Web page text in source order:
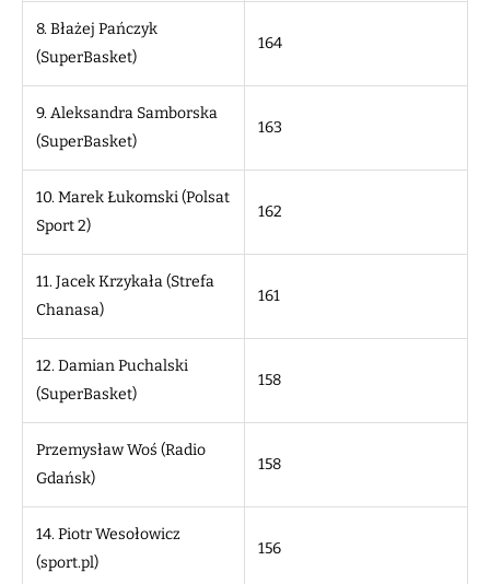
8. Błażej Pańczyk
(SuperBasket)
164
9. Aleksandra Samborska
(SuperBasket)
163
10. Marek Łukomski (Polsat
Sport 2)
162
11. Jacek Krzykała (Strefa
Chanasa)
161
12. Damian Puchalski
(SuperBasket)
158
Przemysław Woś (Radio
Gdańsk)
158
14. Piotr Wesołowicz
(sport.pl)
156